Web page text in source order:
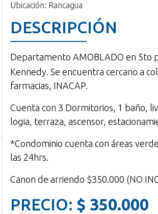
Ubicación: Rancagua
DESCRIPCIÓN
Departamento AMOBLADO en 5to
Kennedy. Se encuentra cercano a
farmacias, INACAP.
Cuenta con 3 Dormitorios, 1 baño,
logia, terraza, ascensor,
*Condominio cuenta con áreas
las 24hrs.
Canon de arriendo $350.000 (NO
PRECIO: $ 350.000